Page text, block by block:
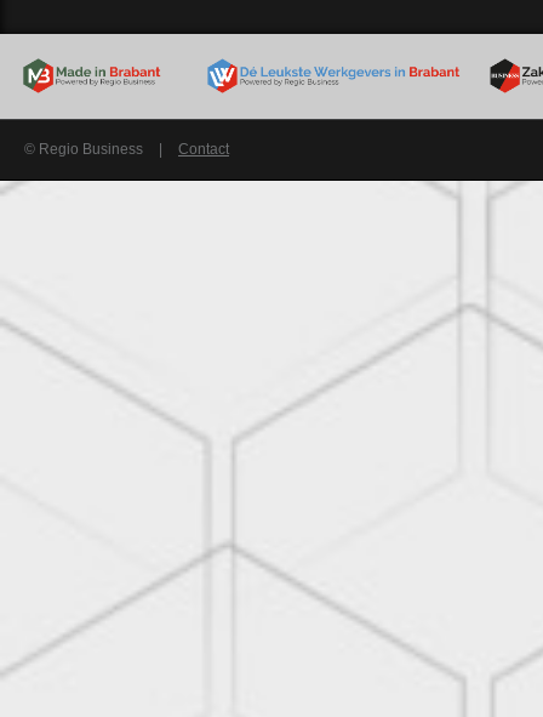
© Regio Business Contact